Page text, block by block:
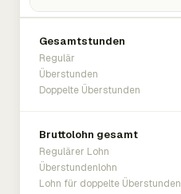
Gesamtstunden
Regulär
Überstunden
Doppelte Überstunden
Bruttolohn gesamt
Regulärer Lohn
Überstundenlohn
Lohn für doppelte Überstunden